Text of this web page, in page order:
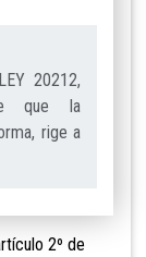
20212,
que la
rige a
2º de